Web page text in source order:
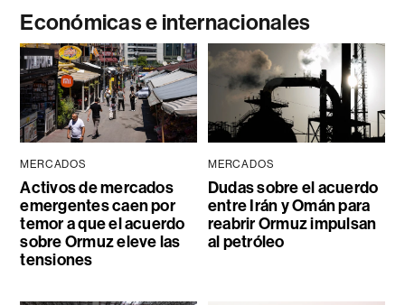
Económicas e internacionales
MERCADOS
Activos de mercados
emergentes caen por
temor a que el acuerdo
sobre Ormuz eleve las
tensiones
MERCADOS
Dudas sobre el acuerdo
entre Irán y Omán para
reabrir Ormuz impulsan
al petróleo